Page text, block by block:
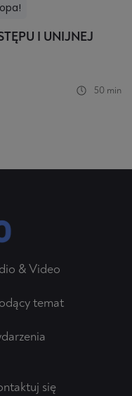
I UNIJNEJ
50 min
& Video
temat
się